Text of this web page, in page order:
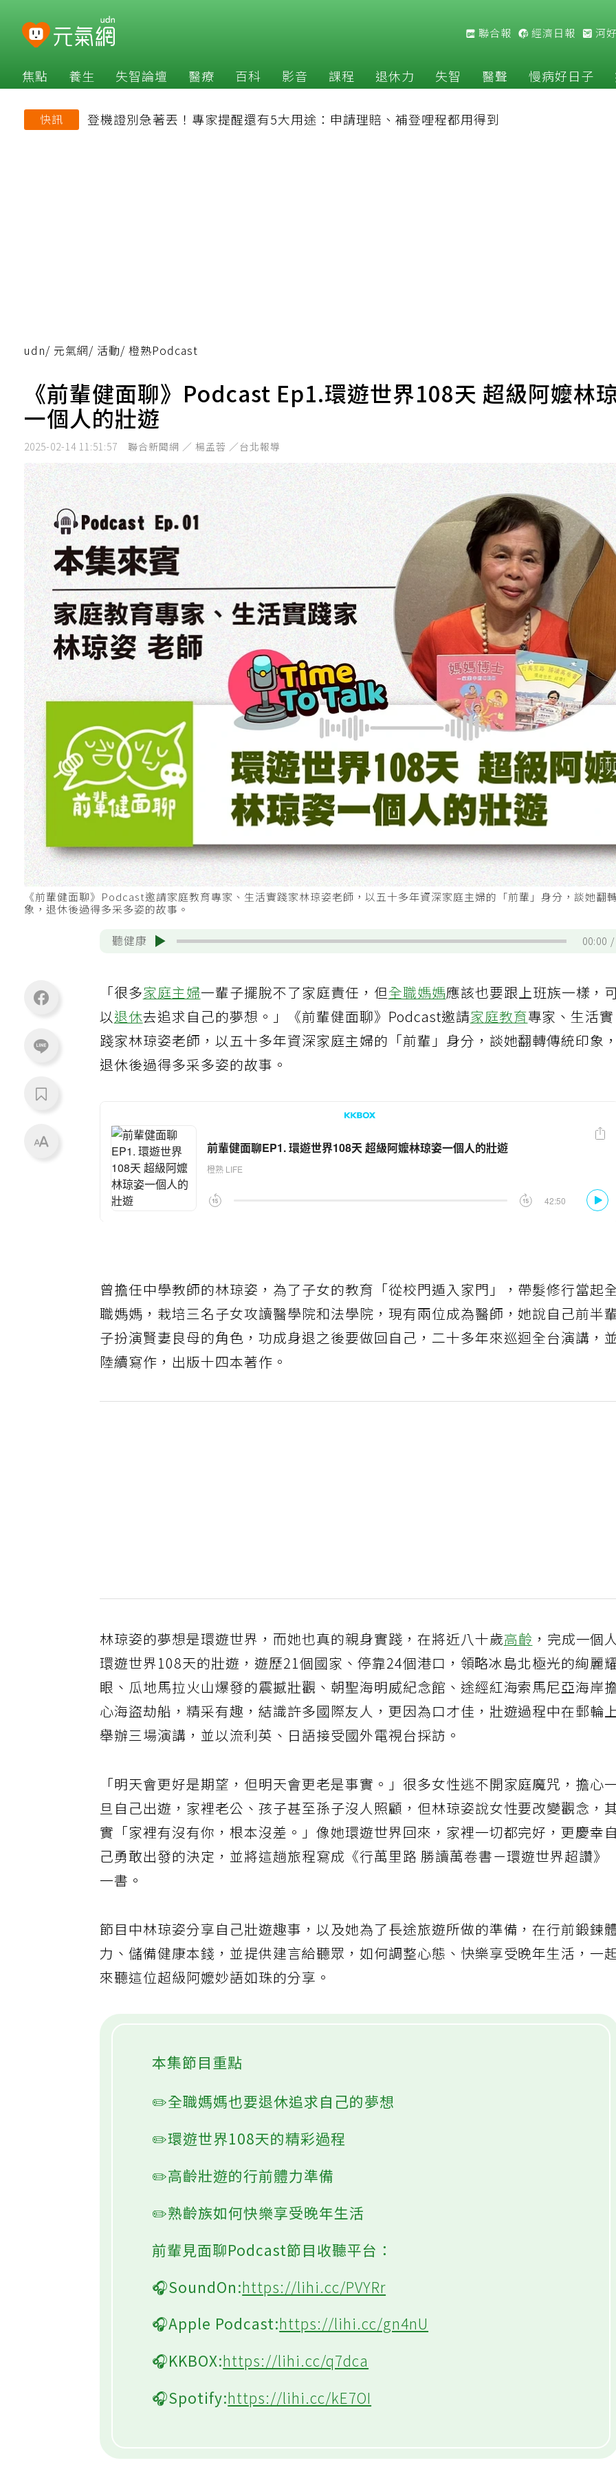
聯合報 經濟日報 河
焦點 養生 失智論壇 醫療 百科 影音 課程 退休力 失智 醫聲 慢病好日子
快訊 登機證別急著丟！專家提醒還有5大用途：申請理賠、補登哩程都用得到
udn/ 元氣網/ 活動/ 橙熟Podcast
《前輩健面聊》Podcast Ep1.環遊世界108天 超級阿嬤林
一個人的壯遊
2025-02-14 11:51:57 聯合新聞網 ／ 楊孟蓉 ／台北報導
《前輩健面聊》Podcast邀請家庭教育專家、生活實踐家林琼姿老師，以五十多年資深家庭主婦的「前輩」身分，談她翻
象，退休後過得多采多姿的故事。
聽健康 00:00
「很多家庭主婦一輩子擺脫不了家庭責任，但全職媽媽應該也要跟上班族一樣，
以退休去追求自己的夢想。」《前輩健面聊》Podcast邀請家庭教育專家、生活
踐家林琼姿老師，以五十多年資深家庭主婦的「前輩」身分，談她翻轉傳統印象
退休後過得多采多姿的故事。
曾擔任中學教師的林琼姿，為了子女的教育「從校門遁入家門」，帶髮修行當起
職媽媽，栽培三名子女攻讀醫學院和法學院，現有兩位成為醫師，她說自己前半
子扮演賢妻良母的角色，功成身退之後要做回自己，二十多年來巡迴全台演講，
陸續寫作，出版十四本著作。
林琼姿的夢想是環遊世界，而她也真的親身實踐，在將近八十歲高齡 ，完成一個
環遊世界108天的壯遊，遊歷21個國家、停靠24個港口，領略冰島北極光的絢麗
眼、瓜地馬拉火山爆發的震撼壯觀、朝聖海明威紀念館、途經紅海索馬尼亞海岸
心海盜劫船，精采有趣，結識許多國際友人，更因為口才佳，壯遊過程中在郵輪
舉辦三場演講，並以流利英、日語接受國外電視台採訪。
「明天會更好是期望，但明天會更老是事實。」很多女性逃不開家庭魔咒，擔心
旦自己出遊，家裡老公、孩子甚至孫子沒人照顧，但林琼姿說女性要改變觀念，
實「家裡有沒有你，根本沒差。」像她環遊世界回來，家裡一切都完好，更慶幸
己勇敢出發的決定，並將這趟旅程寫成《行萬里路 勝讀萬卷書－環遊世界超讚》
一書。
節目中林琼姿分享自己壯遊趣事，以及她為了長途旅遊所做的準備，在行前鍛鍊
力、儲備健康本錢，並提供建言給聽眾，如何調整心態、快樂享受晚年生活，一
來聽這位超級阿嬤妙語如珠的分享。
本集節目重點
✏️全職媽媽也要退休追求自己的夢想
✏️環遊世界108天的精彩過程
✏️高齡壯遊的行前體力準備
✏️熟齡族如何快樂享受晚年生活
前輩見面聊Podcast節目收聽平台：
🎧SoundOn:https://lihi.cc/PVYRr
🎧Apple Podcast:https://lihi.cc/gn4nU
🎧KKBOX:https://lihi.cc/q7dca
🎧Spotify:https://lihi.cc/kE7OI